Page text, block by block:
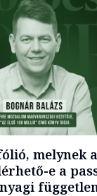
melynek
e a